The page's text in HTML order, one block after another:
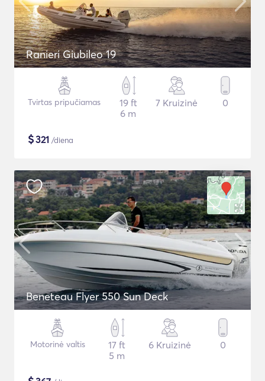
Ranieri Giubileo 19
Tvirtas pripučiamas
19 ft
6 m
7 Kruizinė 0
$321 /diena
Beneteau Flyer 550 Sun Deck
Motorinė valtis
17 ft
5 m
6 Kruizinė 0